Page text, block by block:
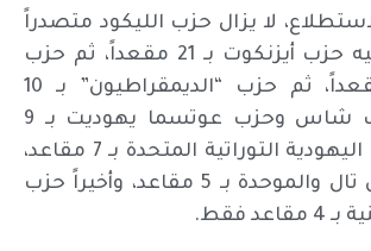
لا يزال حزب الليكود متصدراً
بـ 22 مقعداً، يليه حزب أيزنكوت بـ 21 مقعداً، ثم حزب
بينيت بـ 19 مقعداً، ثم حزب “الديمقراطيون” بـ 10
مقاعد، ثم حزب شاس وحزب عوتسما يهوديت بـ 9
مقاعد، ثم حزب اليهودية التوراتية المتحدة بـ 7 مقاعد،
ثم حزب هاداش تال والموحدة بـ 5 مقاعد، وأخيراً حزب
فقط.